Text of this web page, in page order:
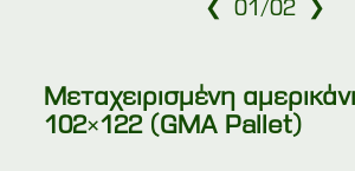
❮ 01/02 ❯
Μεταχειρισμένη
102×122 (GMA Pallet)